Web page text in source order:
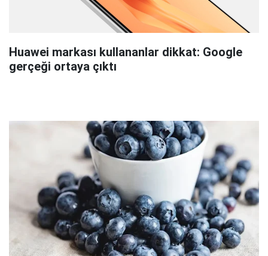
Huawei markası kullananlar dikkat: Google
gerçeği ortaya çıktı